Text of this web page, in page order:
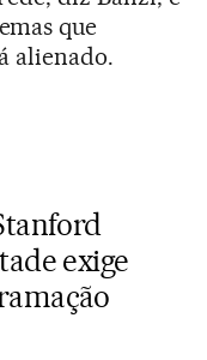
que
alienado.
exige